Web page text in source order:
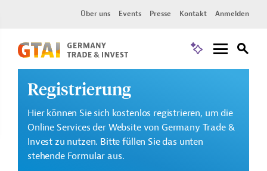
Über uns Events Presse Kontakt Anmelden
Registrierung
Hier können Sie sich kostenlos registrieren, um die
Online Services der Website von Germany Trade &
Invest zu nutzen. Bitte füllen Sie das unten
stehende Formular aus.